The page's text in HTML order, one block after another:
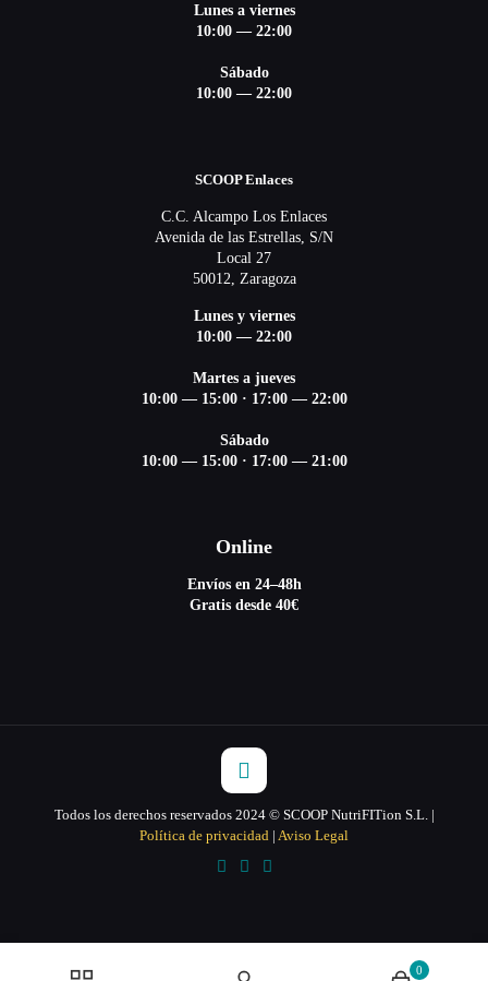
Lunes a viernes
10:00 — 22:00
Sábado
10:00 — 22:00
SCOOP Enlaces
C.C. Alcampo Los Enlaces
Avenida de las Estrellas, S/N
Local 27
50012, Zaragoza
Lunes y viernes
10:00 — 22:00
Martes a jueves
10:00 — 15:00· 17:00 — 22:00
Sábado
10:00 — 15:00· 17:00 — 21:00
Online
Envíos en 24–48h
Gratis desde 40€
Todos los derechos reservados 2024 © SCOOP NutriFITion S.L. |
Política de privacidad | Aviso Legal
0